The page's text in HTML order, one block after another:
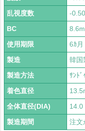
乱視度数
-
BC
使用期限
6ｶ月
製造
韓国
製造方法
ｻﾝﾄﾞ
着色直径
全体直径(DIA)
14.0
製造期間
注文